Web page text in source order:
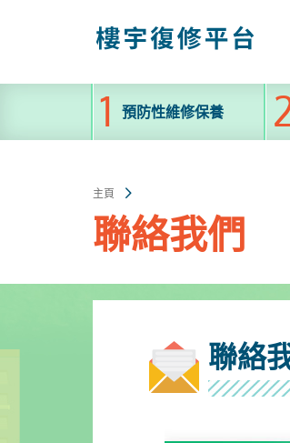
容
預防性維修保養
主頁
聯絡我們
聯絡